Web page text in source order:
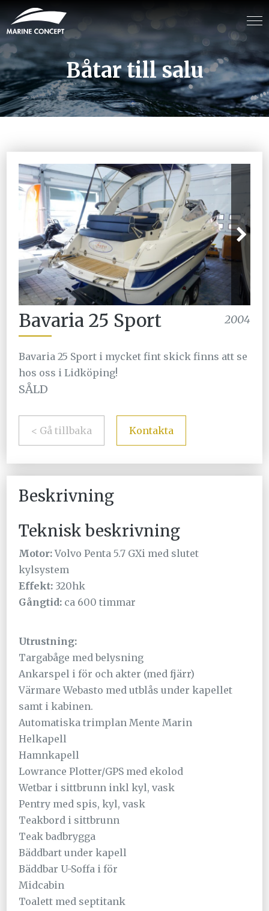
Båtar till salu
Bavaria 25 Sport 2004
Bavaria 25 Sport i mycket fint skick finns att se
hos oss i Lidköping!
SÅLD
< Gå tillbaka Kontakta
Beskrivning
Teknisk beskrivning
Motor:Volvo Penta 5.7 GXi med slutet
kylsystem
Effekt: 320hk
Gångtid: ca 600 timmar
Utrustning:
Targabåge med belysning
Ankarspel i för och akter (med fjärr)
Värmare Webasto med utblås under kapellet
samt i kabinen.
Automatiska trimplan Mente Marin
Helkapell
Hamnkapell
Lowrance Plotter/GPS med ekolod
Wetbar i sittbrunn inkl kyl, vask
Pentry med spis, kyl, vask
Teakbord i sittbrunn
Teak badbrygga
Bäddbart under kapell
Bäddbar U-Soffa i för
Midcabin
Toalett med septitank